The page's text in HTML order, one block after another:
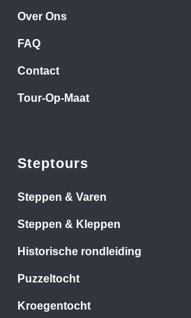
Over Ons
FAQ
Contact
Tour-Op-Maat
Steptours
Steppen & Varen
Steppen & Kleppen
Historische rondleiding
Puzzeltocht
Kroegentocht